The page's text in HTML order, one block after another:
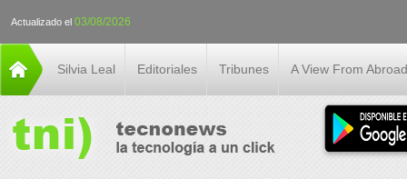
Actualizado el 03/08/2026
Silvia Leal Editoriales Tribunes A View From Abroad